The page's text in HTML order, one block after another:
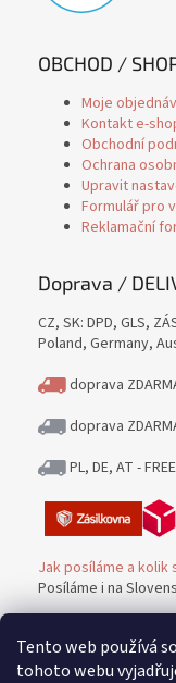
Tento web používá
tohoto webu
OBCHOD /
Moje
Kontakt e-
Obchodní
Ochrana
Upravit
Formulář pro
Reklamační
Doprava /
CZ, SK: DPD, GLS,
Poland, Germany,
doprava
doprava
PL, DE, AT -
Jak posíláme a
Posíláme i na
Platba /